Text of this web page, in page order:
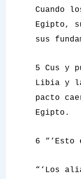
Cuando
Egipto,
sus
5 Cus y
Libia y
pacto
Egipto.
6 “‘Esto
“‘Los